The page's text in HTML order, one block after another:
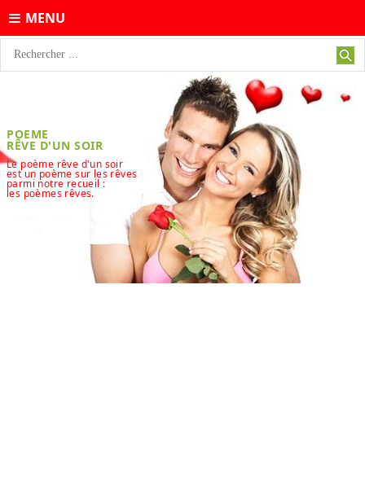
MENU
POEME
RÊVE D'UN SOIR
Le poème rêve d'un soir
est un poème sur les rêves
parmi notre recueil :
les poèmes rêves.